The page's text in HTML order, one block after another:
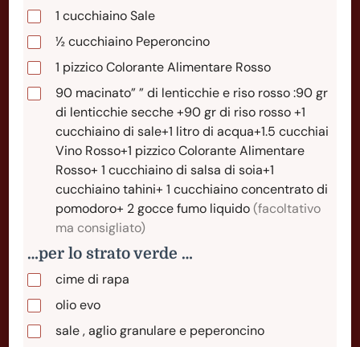
1 cucchiainoSale
½ cucchiaino Peperoncino
1 pizzicoColorante Alimentare Rosso
90 macinato”” di lenticchie e riso rosso :90 gr
di lenticchie secche +90 gr di riso rosso +1
cucchiaino di sale+1 litro di acqua+1.5 cucchiai
Vino Rosso+1 pizzico Colorante Alimentare
Rosso+ 1 cucchiaino di salsa di soia+1
cucchiaino tahini+ 1 cucchiaino concentrato di
pomodoro+ 2 gocce fumo liquido(facoltativo
ma consigliato)
…per lo strato verde …
cime di rapa
olio evo
sale , aglio granulare e peperoncino